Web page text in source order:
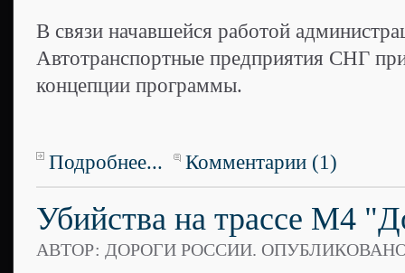
В связи начавшейся работой
Автотранспортные предприятия СНГ
концепции программы.
Подробнее... Комментарии (1)
Убийства на трассе М4
АВТОР: ДОРОГИ РОССИИ.